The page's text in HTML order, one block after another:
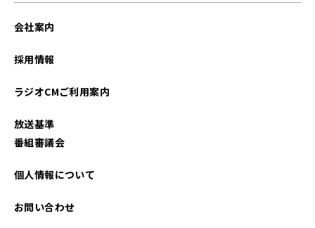
会社案内
採用情報
ラジオCMご利用案内
放送基準
番組審議会
個人情報について
お問い合わせ